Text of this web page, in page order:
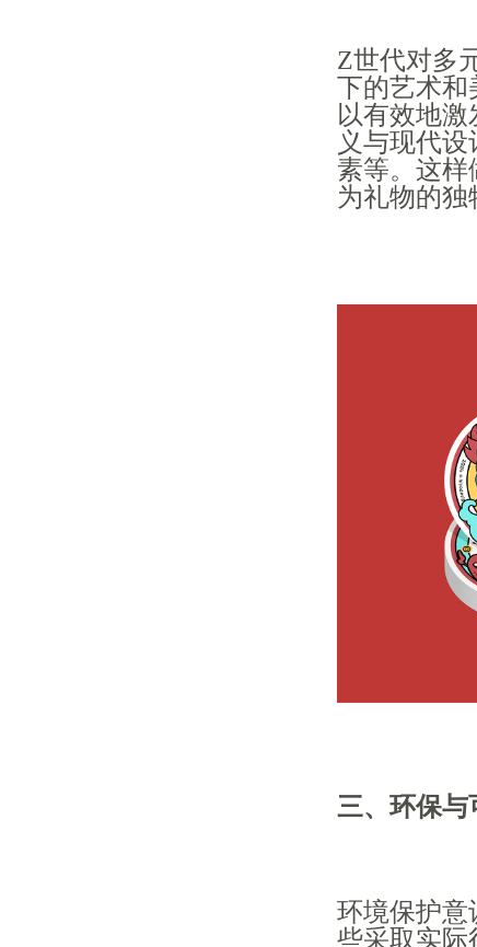
Z世代对多
下的艺术和
以有效地
义与现代
素等。这样
为礼物的独
三、环保与
环境保护意
些采取实际